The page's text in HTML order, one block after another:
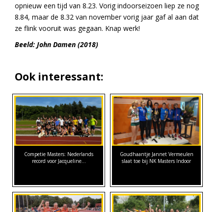
opnieuw een tijd van 8.23. Vorig indoorseizoen liep ze nog
8.84, maar de 8.32 van november vorig jaar gaf al aan dat
ze flink vooruit was gegaan. Knap werk!
Beeld: John Damen (2018)
Ook interessant:
Competie Masters: Nederlands
record voor Jacqueline…
Goudhaantje Jannet Vermeulen
slaat toe bij NK Masters Indoor